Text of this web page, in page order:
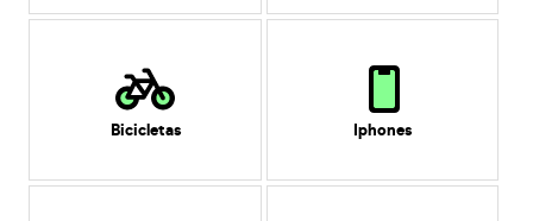
Bicicletas Iphones